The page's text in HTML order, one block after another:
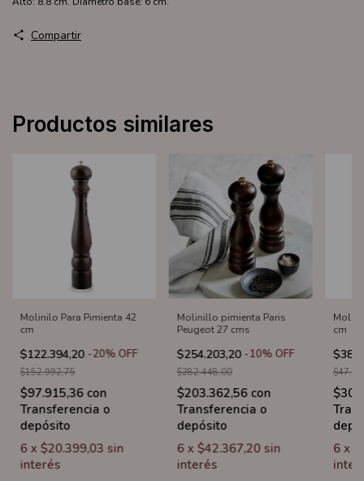
Compartir
Productos similares
Molinilo Para Pimienta 42
cm
$122.394,20 -20% OFF
$152.992,75
$97.915,36 con
Transferencia o
depósito
6 x $20.399,03 sin
interés
Molinillo pimienta Paris
Peugeot 27 cms
$254.203,20 -10% OFF
$282.448,00
$203.362,56 con
Transferencia o
depósito
6 x $42.367,20 sin
interés
cm
6 x